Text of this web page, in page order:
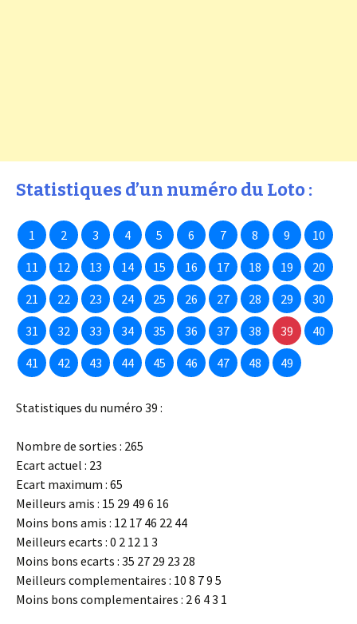
Statistiques d’un numéro du Loto :
1 2 3 4 5 6 7 8 9
10
11
12 13 14 15 16 17 18 19
20
21
22 23 24 25 26 27 28 29
30
31
32 33 34 35 36 37 38 39
40
41
42 43 44 45 46 47 48 49
Statistiques du numéro 39 :
Nombre de sorties : 265
Ecart actuel : 23
Ecart maximum : 65
Meilleurs amis : 15 29 49 6 16
Moins bons amis : 12 17 46 22 44
Meilleurs ecarts : 0 2 12 1 3
Moins bons ecarts : 35 27 29 23 28
Meilleurs complementaires : 10 8 7 9 5
Moins bons complementaires : 2 6 4 3 1